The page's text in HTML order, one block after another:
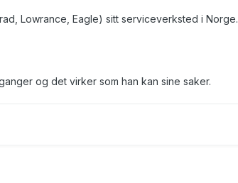
Lowrance, Eagle) sitt serviceverksted i Norge.
og det virker som han kan sine saker.